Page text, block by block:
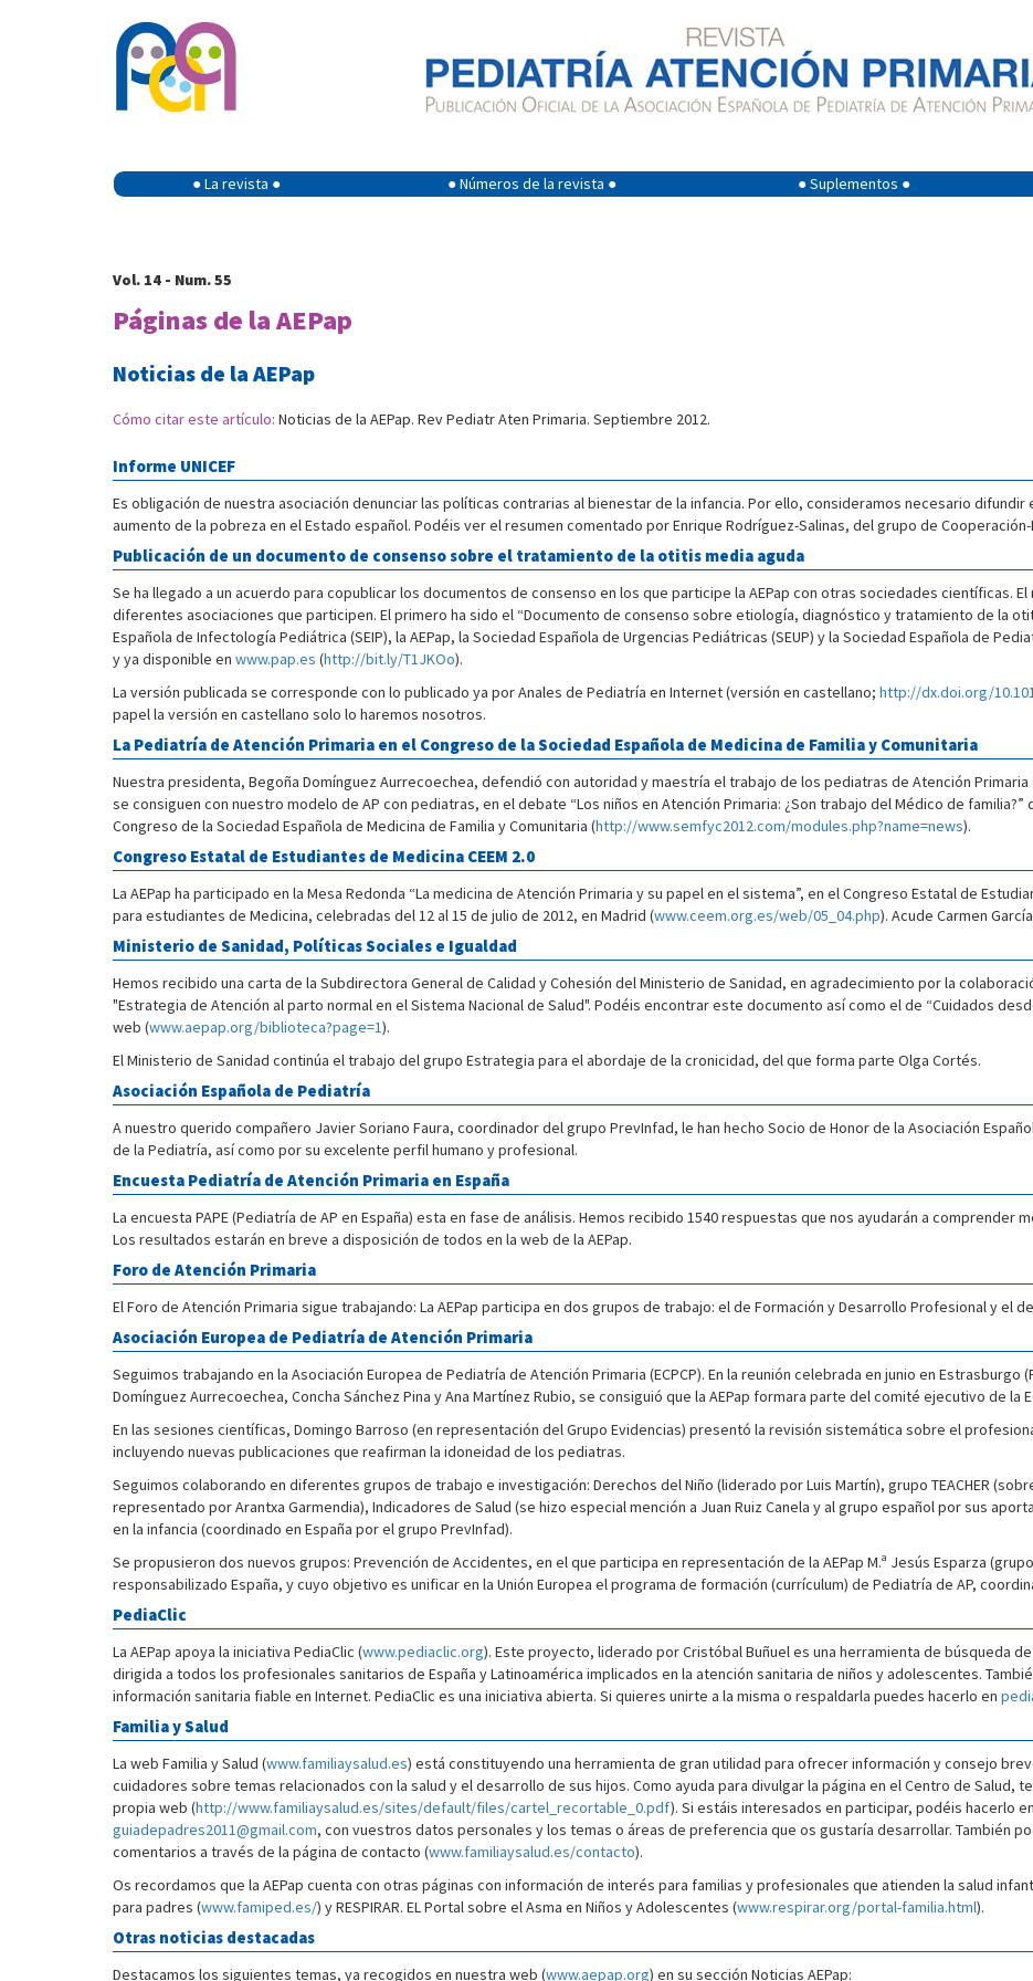
● La revista ● ● Números de la revista ● ● Suplementos ●
Vol. 14 - Num. 55
Páginas de la AEPap
Noticias de la AEPap
Cómo citar este artículo: Noticias de la AEPap. Rev Pediatr Aten Primaria. Septiembre 2012.
Informe UNICEF
Es obligación de nuestra asociación denunciar las políticas contrarias al bienestar de la infancia. Por ello, consideramos necesario difundir
aumento de la pobreza en el Estado español. Podéis ver el resumen comentado por Enrique Rodríguez-Salinas, del grupo de Cooperación-
Publicación de un documento de consenso sobre el tratamiento de la otitis media aguda
Se ha llegado a un acuerdo para copublicar los documentos de consenso en los que participe la AEPap con otras sociedades científicas.
diferentes asociaciones que participen. El primero ha sido el “Documento de consenso sobre etiología, diagnóstico y tratamiento de la
Española de Infectología Pediátrica (SEIP), la AEPap, la Sociedad Española de Urgencias Pediátricas (SEUP) y la Sociedad Española de
y ya disponible en www.pap.es (http://bit.ly/T1JKOo).
La versión publicada se corresponde con lo publicado ya por Anales de Pediatría en Internet (versión en castellano; http://dx.doi.org/
papel la versión en castellano solo lo haremos nosotros.
La Pediatría de Atención Primaria en el Congreso de la Sociedad Española de Medicina de Familia y Comunitaria
Nuestra presidenta, Begoña Domínguez Aurrecoechea, defendió con autoridad y maestría el trabajo de los pediatras de Atención
se consiguen con nuestro modelo de AP con pediatras, en el debate “Los niños en Atención Primaria: ¿Son trabajo del Médico de familia?”
Congreso de la Sociedad Española de Medicina de Familia y Comunitaria (http://www.semfyc2012.com/modules.php?name=news).
Congreso Estatal de Estudiantes de Medicina CEEM 2.0
La AEPap ha participado en la Mesa Redonda “La medicina de Atención Primaria y su papel en el sistema”, en el Congreso Estatal de
para estudiantes de Medicina, celebradas del 12 al 15 de julio de 2012, en Madrid (www.ceem.org.es/web/05_04.php). Acude Carmen
Ministerio de Sanidad, Políticas Sociales e Igualdad
Hemos recibido una carta de la Subdirectora General de Calidad y Cohesión del Ministerio de Sanidad, en agradecimiento por la
"Estrategia de Atención al parto normal en el Sistema Nacional de Salud". Podéis encontrar este documento así como el de “Cuidados
web (www.aepap.org/biblioteca?page=1).
El Ministerio de Sanidad continúa el trabajo del grupo Estrategia para el abordaje de la cronicidad, del que forma parte Olga Cortés.
Asociación Española de Pediatría
A nuestro querido compañero Javier Soriano Faura, coordinador del grupo PrevInfad, le han hecho Socio de Honor de la Asociación
de la Pediatría, así como por su excelente perfil humano y profesional.
Encuesta Pediatría de Atención Primaria en España
La encuesta PAPE (Pediatría de AP en España) esta en fase de análisis. Hemos recibido 1540 respuestas que nos ayudarán a comprender
Los resultados estarán en breve a disposición de todos en la web de la AEPap.
Foro de Atención Primaria
El Foro de Atención Primaria sigue trabajando: La AEPap participa en dos grupos de trabajo: el de Formación y Desarrollo Profesional y el
Asociación Europea de Pediatría de Atención Primaria
Seguimos trabajando en la Asociación Europea de Pediatría de Atención Primaria (ECPCP). En la reunión celebrada en junio en Estrasburgo
Domínguez Aurrecoechea, Concha Sánchez Pina y Ana Martínez Rubio, se consiguió que la AEPap formara parte del comité ejecutivo de la
En las sesiones científicas, Domingo Barroso (en representación del Grupo Evidencias) presentó la revisión sistemática sobre el
incluyendo nuevas publicaciones que reafirman la idoneidad de los pediatras.
Seguimos colaborando en diferentes grupos de trabajo e investigación: Derechos del Niño (liderado por Luis Martín), grupo TEACHER
representado por Arantxa Garmendia), Indicadores de Salud (se hizo especial mención a Juan Ruiz Canela y al grupo español por sus
en la infancia (coordinado en España por el grupo PrevInfad).
Se propusieron dos nuevos grupos: Prevención de Accidentes, en el que participa en representación de la AEPap M.ª Jesús Esparza
responsabilizado España, y cuyo objetivo es unificar en la Unión Europea el programa de formación (currículum) de Pediatría de AP,
PediaClic
La AEPap apoya la iniciativa PediaClic (www.pediaclic.org). Este proyecto, liderado por Cristóbal Buñuel es una herramienta de búsqueda
dirigida a todos los profesionales sanitarios de España y Latinoamérica implicados en la atención sanitaria de niños y adolescentes.
información sanitaria fiable en Internet. PediaClic es una iniciativa abierta. Si quieres unirte a la misma o respaldarla puedes hacerlo en
Familia y Salud
La web Familia y Salud (www.familiaysalud.es) está constituyendo una herramienta de gran utilidad para ofrecer información y consejo
cuidadores sobre temas relacionados con la salud y el desarrollo de sus hijos. Como ayuda para divulgar la página en el Centro de
propia web (http://www.familiaysalud.es/sites/default/files/cartel_recortable_0.pdf). Si estáis interesados en participar, podéis hacerlo
guiadepadres2011@gmail.com, con vuestros datos personales y los temas o áreas de preferencia que os gustaría desarrollar. También
comentarios a través de la página de contacto (www.familiaysalud.es/contacto).
Os recordamos que la AEPap cuenta con otras páginas con información de interés para familias y profesionales que atienden la salud
para padres (www.famiped.es/) y RESPIRAR. EL Portal sobre el Asma en Niños y Adolescentes (www.respirar.org/portal-familia.html).
Otras noticias destacadas
Destacamos los siguientes temas, ya recogidos en nuestra web (www.aepap.org) en su sección Noticias AEPap: